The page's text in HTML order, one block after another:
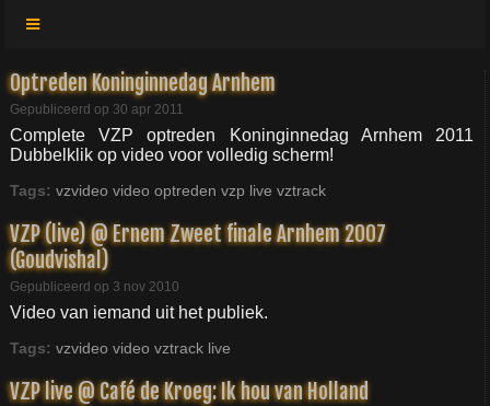
Optreden Koninginnedag Arnhem
Gepubliceerd op 30 apr 2011
Complete VZP optreden Koninginnedag Arnhem 2011
Dubbelklik op video voor volledig scherm!
Tags: vzvideo video optreden vzp live vztrack
VZP (live) @ Ernem Zweet finale Arnhem 2007
(Goudvishal)
Gepubliceerd op 3 nov 2010
Video van iemand uit het publiek.
Tags: vzvideo video vztrack live
VZP live @ Café de Kroeg: Ik hou van Holland